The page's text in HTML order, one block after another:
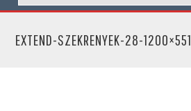
EXTEND-SZEKRENYEK-28-1200×551